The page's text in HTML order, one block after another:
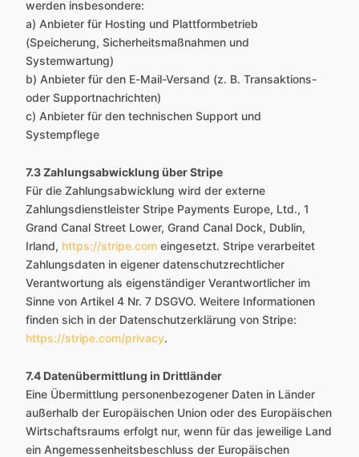
werden insbesondere:
a) Anbieter für Hosting und Plattformbetrieb
(Speicherung, Sicherheitsmaßnahmen und
Systemwartung)
b) Anbieter für den E-Mail-Versand (z. B. Transaktions-
oder Supportnachrichten)
c) Anbieter für den technischen Support und
Systempflege
7.3 Zahlungsabwicklung über Stripe
Für die Zahlungsabwicklung wird der externe
Zahlungsdienstleister Stripe Payments Europe, Ltd., 1
Grand Canal Street Lower, Grand Canal Dock, Dublin,
Irland, https://stripe.com eingesetzt. Stripe verarbeitet
Zahlungsdaten in eigener datenschutzrechtlicher
Verantwortung als eigenständiger Verantwortlicher im
Sinne von Artikel 4 Nr. 7 DSGVO. Weitere Informationen
finden sich in der Datenschutzerklärung von Stripe:
https://stripe.com/privacy.
7.4 Datenübermittlung in Drittländer
Eine Übermittlung personenbezogener Daten in Länder
außerhalb der Europäischen Union oder des Europäischen
Wirtschaftsraums erfolgt nur, wenn für das jeweilige Land
ein Angemessenheitsbeschluss der Europäischen